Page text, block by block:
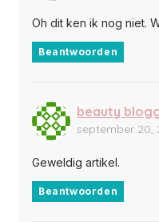
Oh dit ken ik nog niet.
Beantwoorden
beauty
september 20,
Geweldig artikel.
Beantwoorden